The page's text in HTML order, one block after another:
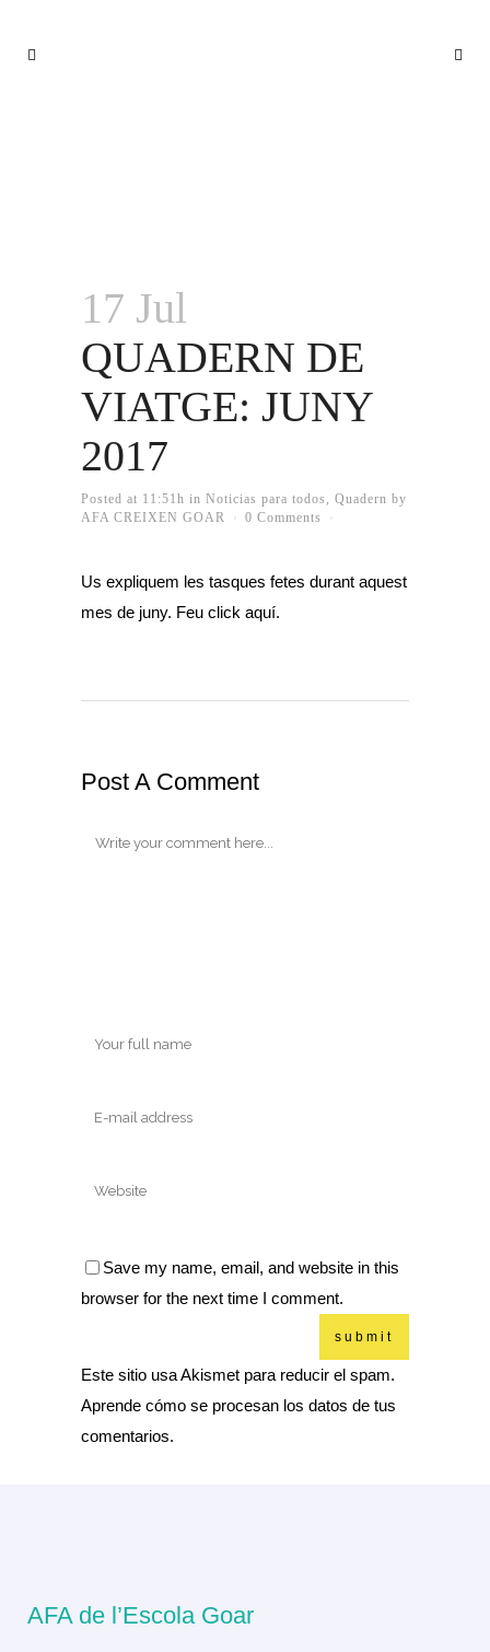
17 Jul
QUADERN DE
VIATGE: JUNY
2017
Posted at 11:51h in Noticias para todos , Quadern by
AFA CREIXEN GOAR
0 Comments
Us expliquem les tasques fetes durant aquest
mes de juny. Feu click aquí.
Post A Comment
Save my name, email, and website in this
browser for the next time I comment.
Este sitio usa Akismet para reducir el spam.
Aprende cómo se procesan los datos de tus
comentarios.
AFA de l’Escola Goar